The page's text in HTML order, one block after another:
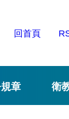
回首頁
章 衛